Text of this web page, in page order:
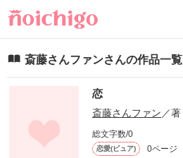
斎藤さんファンさんの作品一覧
恋
斎藤さんファン ／著
総文字数/0
恋愛(ピュア) 0ページ